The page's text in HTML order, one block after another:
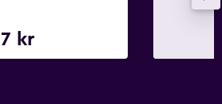
kr